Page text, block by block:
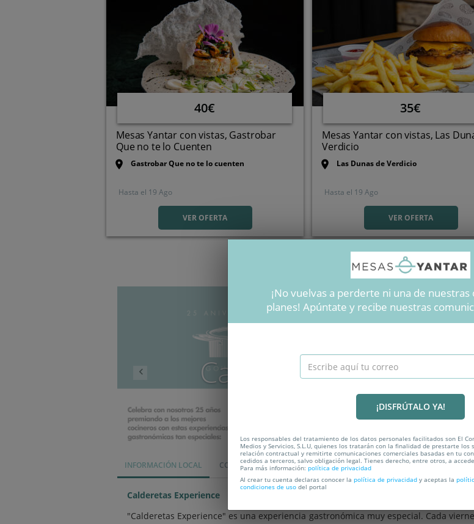
40€
Mesas Yantar con vistas, Gastrobar
Que no te lo Cuenten
Gastrobar Que no te lo cuenten
C/San Antonio, 1, 33201.
Gijón. Asturias
Hasta el 19 Ago
VER OFERTA
35€
Mesas Yantar con vistas, Las
Verdicio
Las Dunas de Verdicio
Camín de los Cuetos , 33448.
Gozón. Asturias
Hasta el 19 Ago
VER OFERTA
Caducada
Siguiente
Celebra
cocineros
INFORMACIÓN LOCAL CONDICIONES LOCALIZACIÓN
Calderetas Experience
"Calderetas Experience" es una experiencia gastronómica muy especial. Cada
¡No vuelvas a perderte ni una de
planes! Apúntate y recibe nuestras
¡DISFRÚTALO YA!
Los responsables del tratamiento de los datos personales facilitados son El
Medios y Servicios, S.L.U, quienes los tratarán con la finalidad de prestarte
relación contractual y remitirte comunicaciones comerciales basadas en tu
cedidos a terceros, salvo obligación legal. Tienes derecho, entre otros, a
Para más información: política de privacidad
Al crear tu cuenta declaras conocer la política de privacidad y aceptas la
condiciones de uso del portal